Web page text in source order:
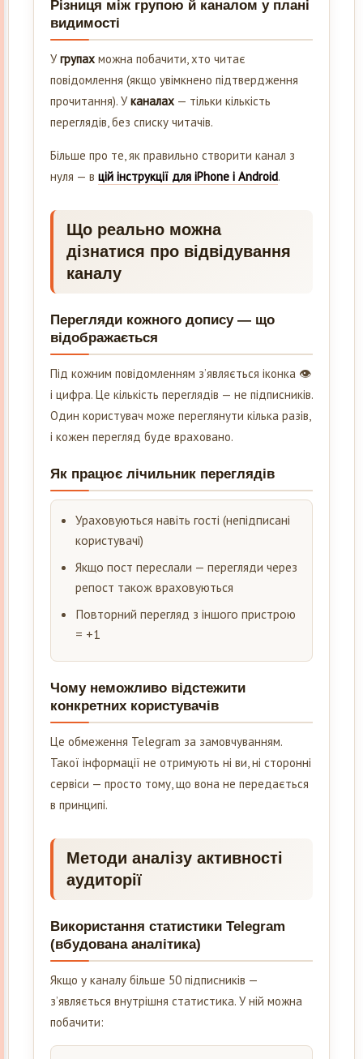
Різниця між групою й каналом у плані
видимості
У групах можна побачити, хто читає
повідомлення (якщо увімкнено підтвердження
прочитання). У каналах — тільки кількість
переглядів, без списку читачів.
Більше про те, як правильно створити канал з
нуля — в цій інструкції для iPhone і Android.
Що реально можна
дізнатися про відвідування
каналу
Перегляди кожного допису — що
відображається
Під кожним повідомленням з’являється іконка 👁
і цифра. Це кількість переглядів — не підписників.
Один користувач може переглянути кілька разів,
і кожен перегляд буде враховано.
Як працює лічильник переглядів
Ураховуються навіть гості (непідписані
користувачі)
Якщо пост переслали — перегляди через
репост також враховуються
Повторний перегляд з іншого пристрою
= +1
Чому неможливо відстежити
конкретних користувачів
Це обмеження Telegram за замовчуванням.
Такої інформації не отримують ні ви, ні сторонні
сервіси — просто тому, що вона не передається
в принципі.
Методи аналізу активності
аудиторії
Використання статистики Telegram
(вбудована аналітика)
Якщо у каналу більше 50 підписників —
з’являється внутрішня статистика. У ній можна
побачити: